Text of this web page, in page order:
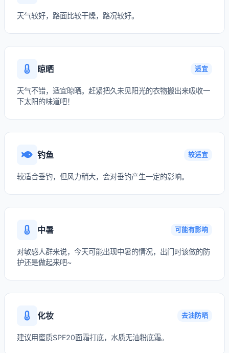
天气较好，路面比较干燥，路况较好。
晾晒 适宜
天气不错，适宜晾晒。赶紧把久未见阳光的衣物搬出来吸收一
下太阳的味道吧！
钓鱼 较适宜
较适合垂钓，但风力稍大，会对垂钓产生一定的影响。
中暑 可能有影响
对敏感人群来说，今天可能出现中暑的情况，出门时该做的防
护还是做起来吧~
化妆 去油防晒
建议用蜜质SPF20面霜打底，水质无油粉底霜。